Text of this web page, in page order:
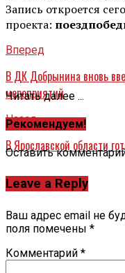
Запись откроется
проекта:
Вперед
В ДК Добрынина вновь
мероприятий
Назад
​В Ярославской области
Читать далее ...
Рекомендуем!
Оставить
Leave a Reply
Ваш адрес email не
поля помечены *
Комментарий *